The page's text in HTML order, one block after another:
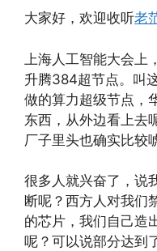
大家好，欢迎收听老
上海人工智能大会
升腾384超节点。叫
做的算力超级节点，
东西，从外边看上去
厂子里头也确实比较
很多人就兴奋了，说
断呢？西方人对我们
的芯片，我们自己造
呢？可以说部分达到